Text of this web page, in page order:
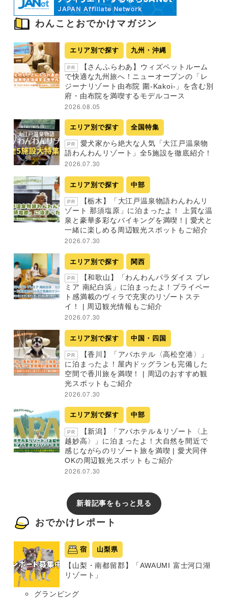
わんことおでかけマガジン
エリア別で探す 九州・沖縄
PR
【さんふらわあ】ウィズペットルーム
で快適な九州旅へ！ニューオープンの「レ
ジーナリゾート由布院 圍-Kakoi-」を含む別
府・由布院を満喫するモデルコース
2026.08.05
エリア別で探す 全国特集
PR
愛犬家から絶大な人気「大江戸温泉物
語わんわんリゾート」全5施設を徹底紹介！
2026.07.30
エリア別で探す 中部
PR
【栃木】「大江戸温泉物語わんわんリ
ゾート 那須塩原」に泊まったよ！ 上質な温
泉と豪華多彩なバイキングを満喫！| 愛犬と
一緒に楽しめる周辺観光スポットもご紹介
2026.07.30
エリア別で探す 関西
PR
【和歌山】「わんわんパラダイス プレ
ミア 南紀白浜」に泊まったよ！プライベー
ト感満載のヴィラで充実のリゾートステ
イ！ | 周辺観光情報もご紹介
2026.07.30
エリア別で探す 中国・四国
PR
【香川】「アパホテル〈高松空港〉」
に泊まったよ！屋内ドッグランも完備した
空間で香川旅を満喫！ | 周辺のおすすめ観
光スポットもご紹介
2026.07.30
エリア別で探す 中部
PR
【新潟】「アパホテル＆リゾート〈上
越妙高〉」に泊まったよ！大自然を間近で
感じながらのリゾート旅を満喫 | 愛犬同伴
OKの周辺観光スポットもご紹介
2026.07.30
新着記事をもっと見る
おでかけレポート
宿 山梨県
【山梨・南都留郡】「AWAUMI 富士河口湖
リゾート」
グランピング